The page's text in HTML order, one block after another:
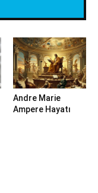
Andre Marie
Ampere Hayatı